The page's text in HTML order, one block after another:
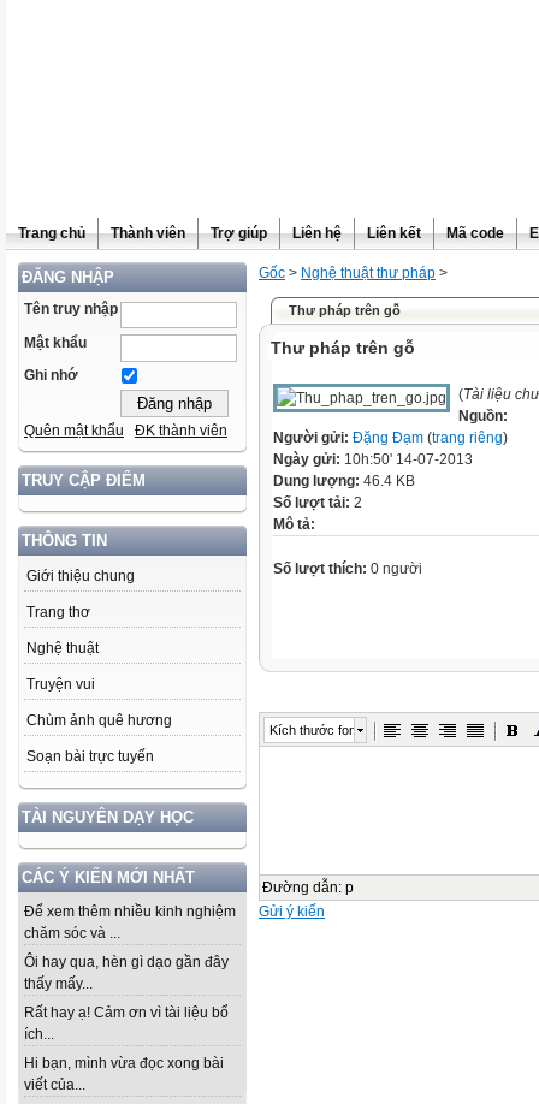
Trang chủ Thành viên Trợ giúp Liên hệ Liên kết Mã code
ĐĂNG NHẬP
Tên truy nhập
Mật khẩu
Ghi nhớ
Quên mật khẩu ĐK thành viên
TRUY CẬP ĐIỂM
THÔNG TIN
Giới thiệu chung
Trang thơ
Nghệ thuật
Truyện vui
Chùm ảnh quê hương
Soạn bài trực tuyến
TÀI NGUYÊN DẠY HỌC
CÁC Ý KIẾN MỚI NHẤT
Để xem thêm nhiều kinh nghiệm
chăm sóc và ...
Ôi hay qua, hèn gì dạo gần đây
thấy mấy...
Rất hay ạ! Cảm ơn vì tài liệu bổ
ích...
Hi bạn, mình vừa đọc xong bài
viết của...
Gốc > Nghệ thuật thư pháp >
Thư pháp trên gỗ
Thư pháp trên gỗ
(Tài liệu
Nguồn:
Người gửi: Đặng Đạm (trang riêng)
Ngày gửi: 10h:50' 14-07-2013
Dung lượng: 46.4 KB
Số lượt tải: 2
Mô tả:
Số lượt thích: 0 người
Kích thước font
Đường dẫn: p
Gửi ý kiến